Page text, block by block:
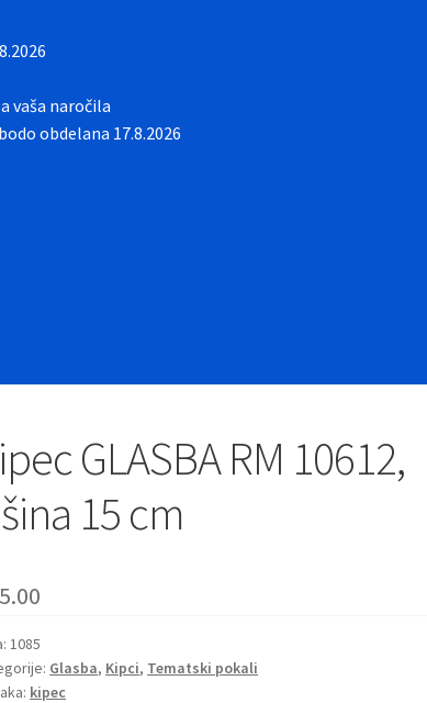
vaša naročila
obdelana 17.8.2026
GLASBA RM 10612,
15 cm
1085
Glasba, Kipci, Tematski pokali
kipec